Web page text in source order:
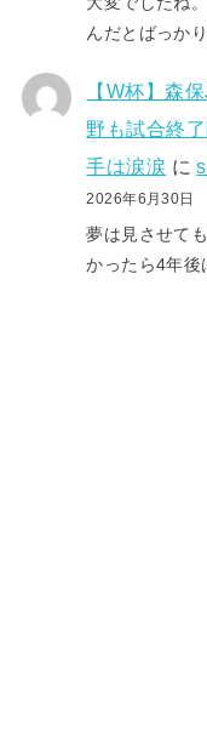
んだとばっか
【W杯】森
野も試合終
手は涙涙 に
2026年6月30日
夢は見させて
かったら4年